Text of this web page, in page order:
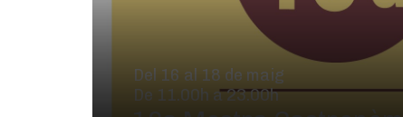
Del 16 al 18 de maig
De 11.00h a 23.00h